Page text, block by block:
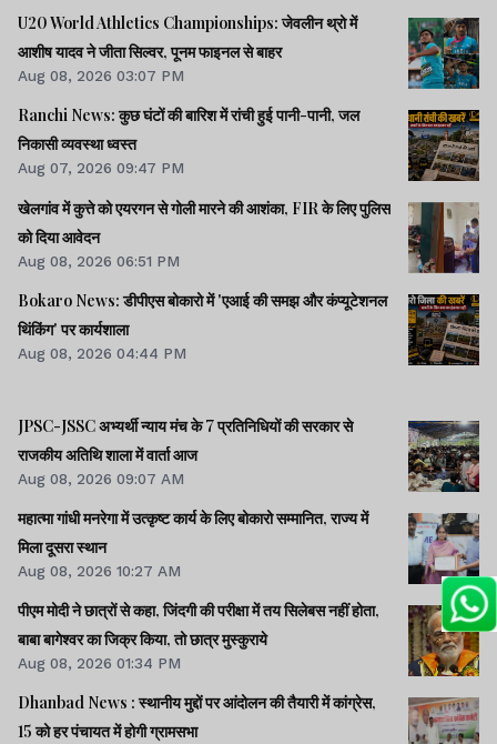
U20 World Athletics Championships: जेवलीन थ्रो में
आशीष यादव ने जीता सिल्वर, पूनम फाइनल से बाहर
Aug 08, 2026 03:07 PM
Ranchi News: कुछ घंटों की बारिश में रांची हुई पानी-पानी, जल
निकासी व्यवस्था ध्वस्त
Aug 07, 2026 09:47 PM
खेलगांव में कुत्ते को एयरगन से गोली मारने की आशंका, FIR के लिए पुलिस
को दिया आवेदन
Aug 08, 2026 06:51 PM
Bokaro News: डीपीएस बोकारो में 'एआई की समझ और कंप्यूटेशनल
थिंकिंग' पर कार्यशाला
Aug 08, 2026 04:44 PM
JPSC-JSSC अभ्यर्थी न्याय मंच के 7 प्रतिनिधियों की सरकार से
राजकीय अतिथि शाला में वार्ता आज
Aug 08, 2026 09:07 AM
महात्मा गांधी मनरेगा में उत्कृष्ट कार्य के लिए बोकारो सम्मानित, राज्य में
मिला दूसरा स्थान
Aug 08, 2026 10:27 AM
पीएम मोदी ने छात्रों से कहा, जिंदगी की परीक्षा में तय सिलेबस नहीं होता,
बाबा बागेश्वर का जिक्र किया, तो छात्र मुस्कुराये
Aug 08, 2026 01:34 PM
Dhanbad News : स्थानीय मुद्दों पर आंदोलन की तैयारी में कांग्रेस,
15 को हर पंचायत में होगी ग्रामसभा